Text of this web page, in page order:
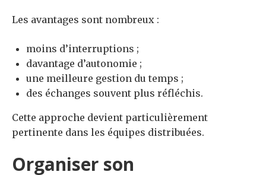
Les avantages sont nombreux :
moins d’interruptions ;
davantage d’autonomie ;
une meilleure gestion du temps ;
des échanges souvent plus réfléchis.
Cette approche devient particulièrement
pertinente dans les équipes distribuées.
Organiser son